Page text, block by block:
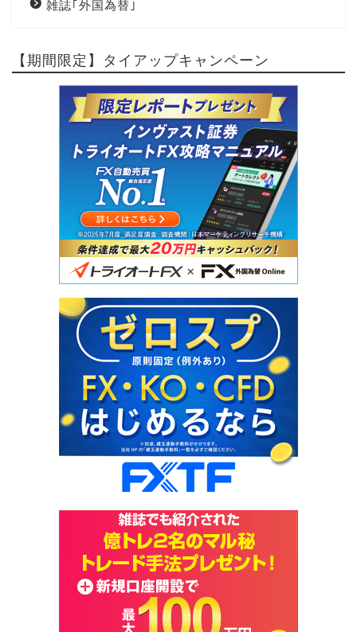
雑誌｢外国為替｣
【期間限定】タイアップキャンペーン